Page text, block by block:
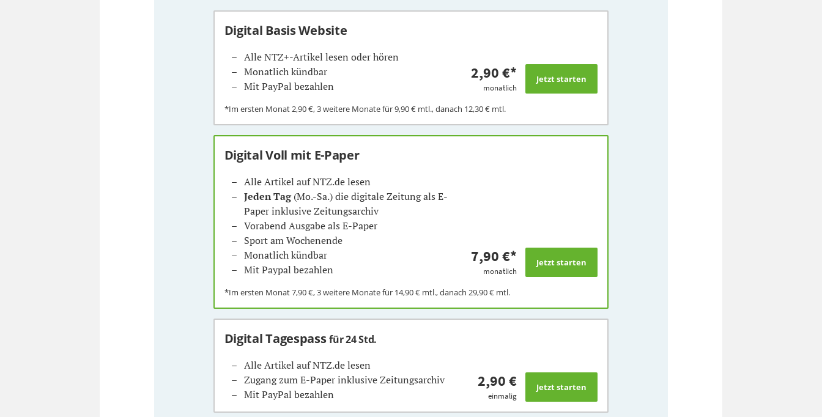
Digital Basis Website
Alle NTZ+-Artikel lesen oder hören
Monatlich kündbar
Mit PayPal bezahlen
2,90 €*
monatlich
*Im ersten Monat2,90 €, 3 weitere Monate für9,90 €mtl., danach 12,30 €mtl.
Digital Voll mit E-Paper
Alle Artikel auf NTZ.de lesen
Jeden Tag(Mo.-Sa.) die digitale Zeitung als E-
Paper inklusive Zeitungsarchiv
Vorabend Ausgabe als E-Paper
Sport am Wochenende
Monatlich kündbar
Mit Paypal bezahlen
7,90 €*
monatlich
*Im ersten Monat7,90 €, 3 weitere Monate für 14,90 €mtl., danach 29,90 €mtl.
Digital Tagespassfür 24 Std.
Alle Artikel auf NTZ.de lesen
Zugang zum E-Paper inklusive Zeitungsarchiv
Mit PayPal bezahlen
2,90 €
einmalig